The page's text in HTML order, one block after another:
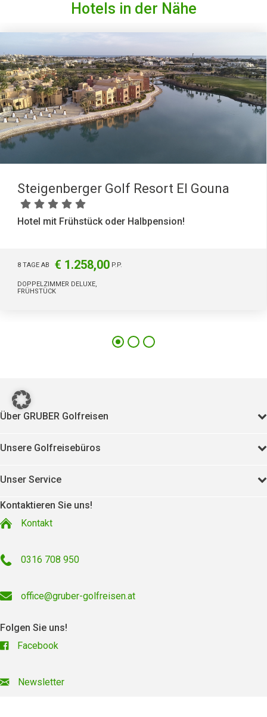
Hotels in der Nähe
Steigenberger Golf Resort El Gouna
Hotel mit Frühstück oder Halbpension!
8 TAGE AB € 1.258,00 P.P.
DOPPELZIMMER DELUXE,
FRÜHSTÜCK
Über GRUBER Golfreisen
Unsere Golfreisebüros
Unser Service
Kontaktieren Sie uns!
Kontakt
0316 708 950
office@gruber-golfreisen.at
Folgen Sie uns!
Facebook
Newsletter